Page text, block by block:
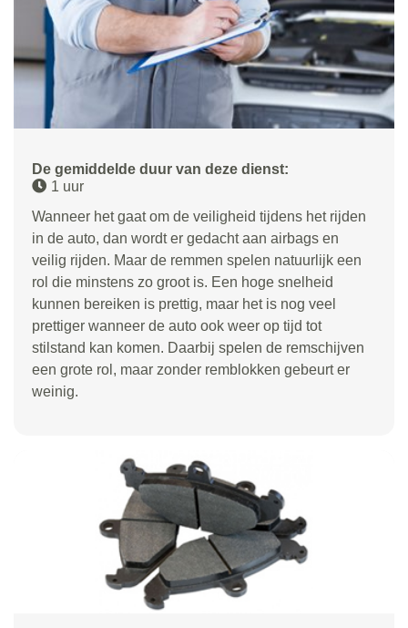
De gemiddelde duur van deze dienst:
1 uur
Wanneer het gaat om de veiligheid tijdens het rijden
in de auto, dan wordt er gedacht aan airbags en
veilig rijden. Maar de remmen spelen natuurlijk een
rol die minstens zo groot is. Een hoge snelheid
kunnen bereiken is prettig, maar het is nog veel
prettiger wanneer de auto ook weer op tijd tot
stilstand kan komen. Daarbij spelen de remschijven
een grote rol, maar zonder remblokken gebeurt er
weinig.